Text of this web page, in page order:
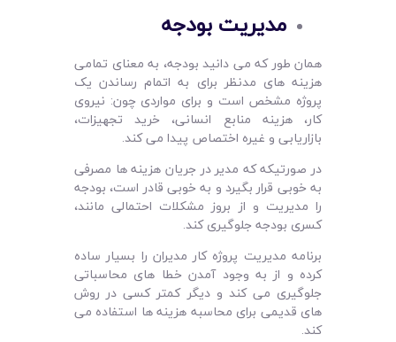
مدیریت بودجه
همان طور که می دانید بودجه، به معنای تمامی
هزینه های مدنظر برای به اتمام رساندن یک
پروژه مشخص است و برای مواردی چون: نیروی
کار، هزینه منابع انسانی، خرید تجهیزات،
بازاریابی و غیره اختصاص پیدا می کند.
در صورتیکه که مدیر در جریان هزینه ها مصرفی
به خوبی قرار بگیرد و به خوبی قادر است، بودجه
را مدیریت و از بروز مشکلات احتمالی مانند،
کسری بودجه جلوگیری کند.
برنامه مدیریت پروژه کار مدیران را بسیار ساده
کرده و از به وجود آمدن خطا های محاسباتی
جلوگیری می کند و دیگر کمتر کسی در روش
های قدیمی برای محاسبه هزینه ها استفاده می
کند.